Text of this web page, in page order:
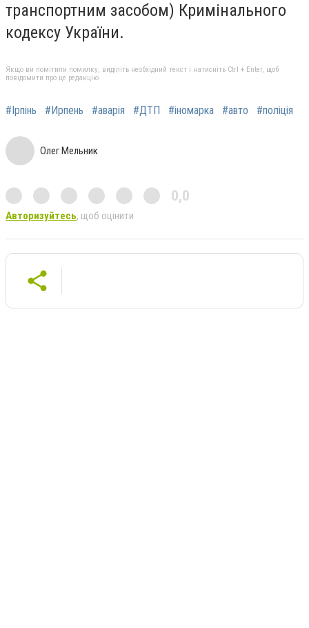
транспортним засобом) Кримінального
кодексу України.
Якщо ви помітили помилку, виділіть необхідний текст і натисніть Ctrl + Enter, щоб
повідомити про це редакцію
#Ірпінь #Ирпень #аварія #ДТП #іномарка #авто #поліція
Олег Мельник
0,0
Авторизуйтесь, щоб оцінити